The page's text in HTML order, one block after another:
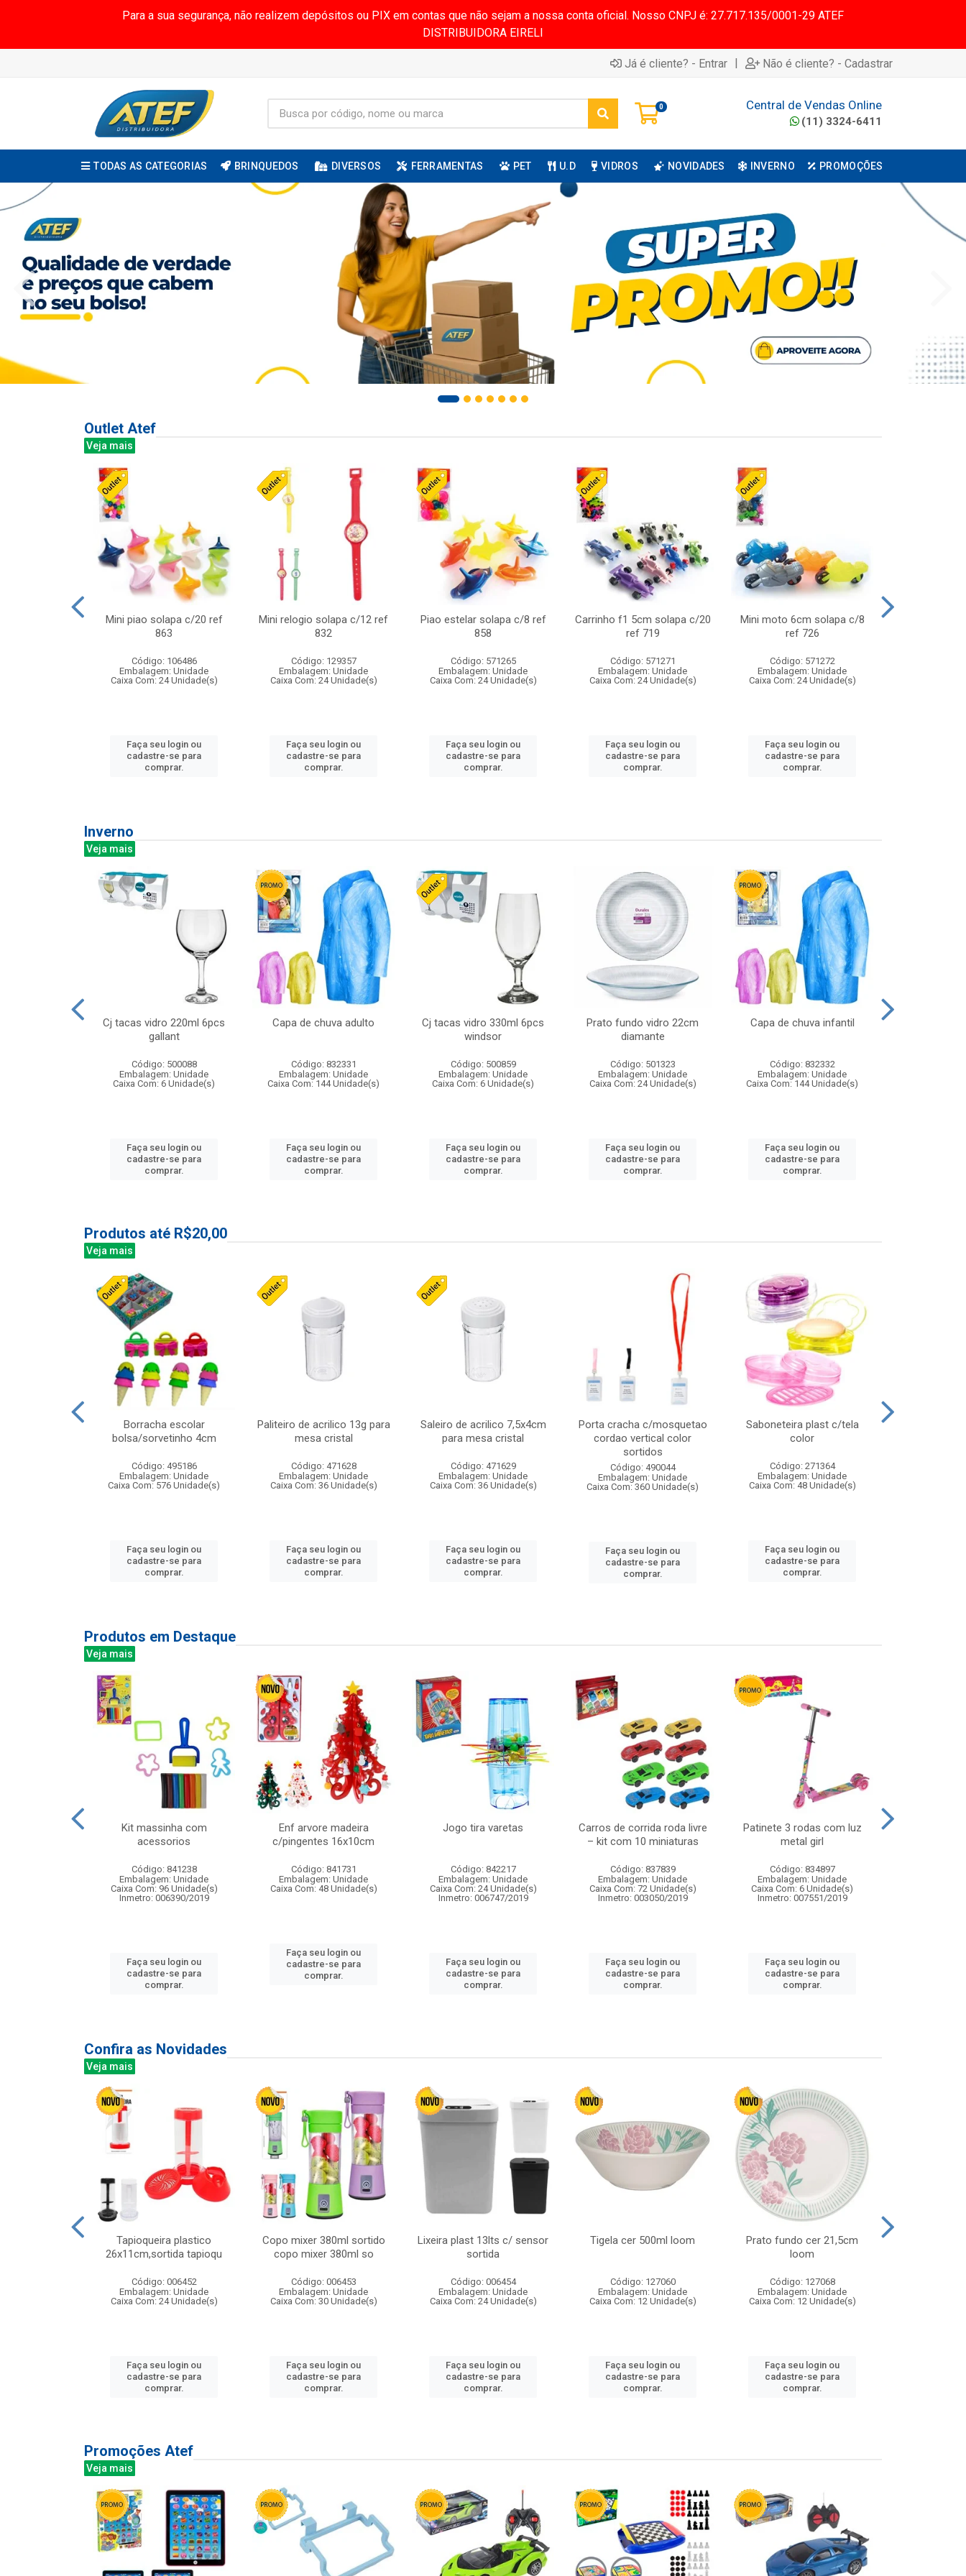
Para a sua segurança, não realizem depósitos ou PIX em contas que não sejam a nossa conta oficial. Nosso CNPJ é: 27.717.135/0001-29 ATEF
DISTRIBUIDORA EIRELI
Já é cliente? - Entrar | Não é cliente? - Cadastrar
0 Central de Vendas Online
(11) 3324-6411
TODAS AS CATEGORIAS BRINQUEDOS DIVERSOS FERRAMENTAS PET U.D VIDROS NOVIDADES INVERNO PROMOÇÕES
Outlet Atef
Veja mais
Mini piao solapa c/20 ref
863
Código: 106486
Embalagem: Unidade
Caixa Com: 24 Unidade(s)
Faça seu login ou
cadastre-se para
comprar.
Mini relogio solapa c/12 ref
832
Código: 129357
Embalagem: Unidade
Caixa Com: 24 Unidade(s)
Faça seu login ou
cadastre-se para
comprar.
Piao estelar solapa c/8 ref
858
Código: 571265
Embalagem: Unidade
Caixa Com: 24 Unidade(s)
Faça seu login ou
cadastre-se para
comprar.
Carrinho f1 5cm solapa c/20
ref 719
Código: 571271
Embalagem: Unidade
Caixa Com: 24 Unidade(s)
Faça seu login ou
cadastre-se para
comprar.
Mini moto 6cm solapa c/8
ref 726
Código: 571272
Embalagem: Unidade
Caixa Com: 24 Unidade(s)
Faça seu login ou
cadastre-se para
comprar.
Inverno
Veja mais
Cj tacas vidro 220ml 6pcs
gallant
Código: 500088
Embalagem: Unidade
Caixa Com: 6 Unidade(s)
Faça seu login ou
cadastre-se para
comprar.
Capa de chuva adulto
Código: 832331
Embalagem: Unidade
Caixa Com: 144 Unidade(s)
Faça seu login ou
cadastre-se para
comprar.
Cj tacas vidro 330ml 6pcs
windsor
Código: 500859
Embalagem: Unidade
Caixa Com: 6 Unidade(s)
Faça seu login ou
cadastre-se para
comprar.
Prato fundo vidro 22cm
diamante
Código: 501323
Embalagem: Unidade
Caixa Com: 24 Unidade(s)
Faça seu login ou
cadastre-se para
comprar.
Capa de chuva infantil
Código: 832332
Embalagem: Unidade
Caixa Com: 144 Unidade(s)
Faça seu login ou
cadastre-se para
comprar.
Produtos até R$20,00
Veja mais
Borracha escolar
bolsa/sorvetinho 4cm
Código: 495186
Embalagem: Unidade
Caixa Com: 576 Unidade(s)
Faça seu login ou
cadastre-se para
comprar.
Paliteiro de acrilico 13g para
mesa cristal
Código: 471628
Embalagem: Unidade
Caixa Com: 36 Unidade(s)
Faça seu login ou
cadastre-se para
comprar.
Saleiro de acrilico 7,5x4cm
para mesa cristal
Código: 471629
Embalagem: Unidade
Caixa Com: 36 Unidade(s)
Faça seu login ou
cadastre-se para
comprar.
Porta cracha c/mosquetao
cordao vertical color
sortidos
Código: 490044
Embalagem: Unidade
Caixa Com: 360 Unidade(s)
Faça seu login ou
cadastre-se para
comprar.
Saboneteira plast c/tela
color
Código: 271364
Embalagem: Unidade
Caixa Com: 48 Unidade(s)
Faça seu login ou
cadastre-se para
comprar.
Produtos em Destaque
Veja mais
Kit massinha com
acessorios
Código: 841238
Embalagem: Unidade
Caixa Com: 96 Unidade(s)
Inmetro: 006390/2019
Faça seu login ou
cadastre-se para
comprar.
Enf arvore madeira
c/pingentes 16x10cm
Código: 841731
Embalagem: Unidade
Caixa Com: 48 Unidade(s)
Faça seu login ou
cadastre-se para
comprar.
Jogo tira varetas
Código: 842217
Embalagem: Unidade
Caixa Com: 24 Unidade(s)
Inmetro: 006747/2019
Faça seu login ou
cadastre-se para
comprar.
Carros de corrida roda livre
– kit com 10 miniaturas
Código: 837839
Embalagem: Unidade
Caixa Com: 72 Unidade(s)
Inmetro: 003050/2019
Faça seu login ou
cadastre-se para
comprar.
Patinete 3 rodas com luz
metal girl
Código: 834897
Embalagem: Unidade
Caixa Com: 6 Unidade(s)
Inmetro: 007551/2019
Faça seu login ou
cadastre-se para
comprar.
Confira as Novidades
Veja mais
Tapioqueira plastico
26x11cm,sortida tapioqu
Código: 006452
Embalagem: Unidade
Caixa Com: 24 Unidade(s)
Faça seu login ou
cadastre-se para
comprar.
Copo mixer 380ml sortido
copo mixer 380ml so
Código: 006453
Embalagem: Unidade
Caixa Com: 30 Unidade(s)
Faça seu login ou
cadastre-se para
comprar.
Lixeira plast 13lts c/ sensor
sortida
Código: 006454
Embalagem: Unidade
Caixa Com: 24 Unidade(s)
Faça seu login ou
cadastre-se para
comprar.
Tigela cer 500ml loom
Código: 127060
Embalagem: Unidade
Caixa Com: 12 Unidade(s)
Faça seu login ou
cadastre-se para
comprar.
Prato fundo cer 21,5cm
loom
Código: 127068
Embalagem: Unidade
Caixa Com: 12 Unidade(s)
Faça seu login ou
cadastre-se para
comprar.
Promoções Atef
Veja mais